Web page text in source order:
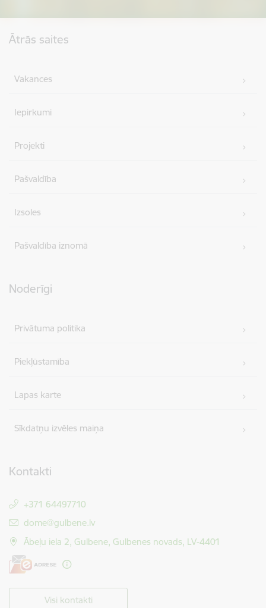
Ātrās saites
Vakances
Iepirkumi
Projekti
Pašvaldība
Izsoles
Pašvaldība iznomā
Noderīgi
Privātuma politika
Piekļūstamība
Lapas karte
Sīkdatņu izvēles maiņa
Kontakti
+371 64497710
E-pasts:
dome@gulbene.lv
Ābeļu iela 2, Gulbene, Gulbenes novads, LV-4401
Visi kontakti